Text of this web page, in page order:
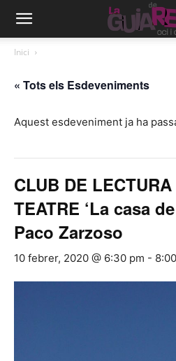
Inici
« Tots els Esdeveniments
Aquest esdeveniment ja ha
CLUB DE
TEATRE ‘La casa
Paco Zarzoso
10 febrer, 2020 @ 6:30 pm -